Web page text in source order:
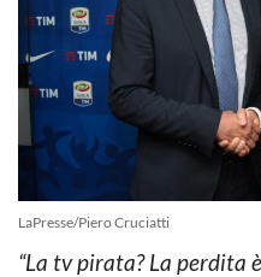
LaPresse/Piero Cruciatti
“La tv pirata? La perdita